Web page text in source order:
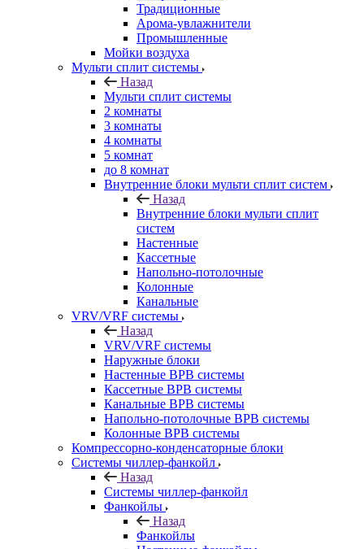
Традиционные
Арома-увлажнители
Промышленные
Мойки воздуха
Мульти сплит системы
Назад
Мульти сплит системы
2 комнаты
3 комнаты
4 комнаты
5 комнат
до 8 комнат
Внутренние блоки мульти сплит систем
Назад
Внутренние блоки мульти сплит
систем
Настенные
Кассетные
Напольно-потолочные
Колонные
Канальные
VRV/VRF системы
Назад
VRV/VRF системы
Наружные блоки
Настенные ВРВ системы
Кассетные ВРВ системы
Канальные ВРВ системы
Напольно-потолочные ВРВ системы
Колонные ВРВ системы
Компрессорно-конденсаторные блоки
Системы чиллер-фанкойл
Назад
Системы чиллер-фанкойл
Фанкойлы
Назад
Фанкойлы